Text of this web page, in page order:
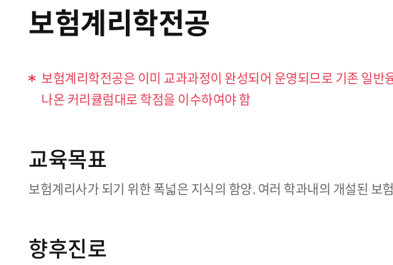
보험계리학전공
보험계리학전공은 이미 교과과정이 완성되어 운영되므로 기존 일
나온 커리큘럼대로 학점을 이수하여야 함
교육목표
보험계리사가 되기 위한 폭넓은 지식의 함양. 여러 학과내의 개설된
향후진로